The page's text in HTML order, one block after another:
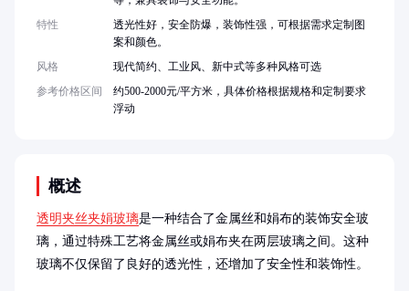
概述
透明夹丝夹娟玻璃是一种结合了金属丝和娟布的装饰安全玻
璃，通过特殊工艺将金属丝或娟布夹在两层玻璃之间。这种
玻璃不仅保留了良好的透光性，还增加了安全性和装饰性。
特性
透光性好，安全防爆，装饰性强，可根据需求定制图
案和颜色。
风格
现代简约、工业风、新中式等多种风格可选
参考价格区间
约500-2000元/平方米，具体价格根据规格和定制要求
浮动